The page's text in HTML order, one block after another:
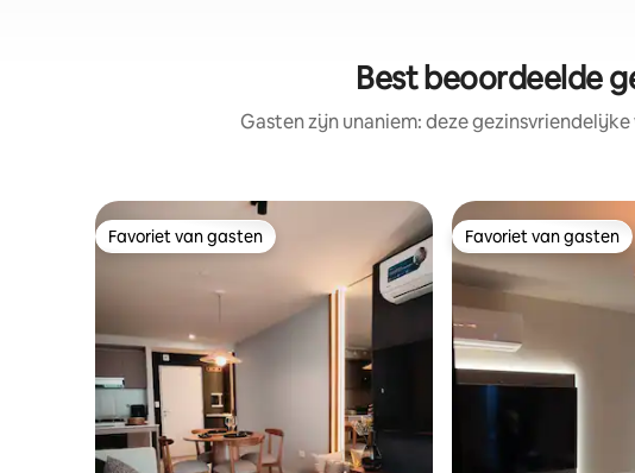
Best beoordeelde
Gasten zijn unaniem: deze
Favoriet van gasten
Favoriet van gasten Favoriet van gasten
Favoriet van gasten